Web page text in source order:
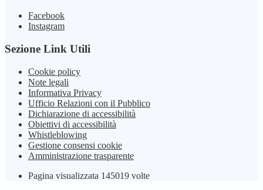
Facebook
Instagram
Sezione Link Utili
Cookie policy
Note legali
Informativa Privacy
Ufficio Relazioni con il Pubblico
Dichiarazione di accessibilità
Obiettivi di accessibilità
Whistleblowing
Gestione consensi cookie
Amministrazione trasparente
Pagina visualizzata 145019 volte